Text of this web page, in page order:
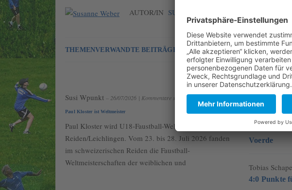
AUTOR/IN SUSI WPUNKT
THEMENVERWANDTE BEITRÄGE
Susi Wpunkt – 26/07/2026 | Kommentare sind geschlossen
Paul Kloster ist Weltmeister
Paul Kloster wird U18-Faustball-Weltmeister
Reiden/Leichlingen. Vom 23. bis 28. Juli 2026 fanden
im schweizerischen Reiden die Faustball-
Weltmeisterschaften der weiblichen und
Susi Wpunkt
Männliche
Stefan
Voerde
Tobias
4:0 Punkte